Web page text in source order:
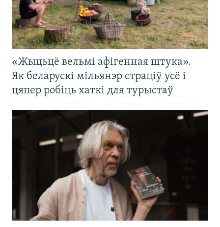
«Жыцьцё вельмі афігенная штука».
Як беларускі мільянэр страціў усё і
цяпер робіць хаткі для турыстаў